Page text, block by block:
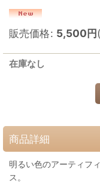
販売価格: 5,500円
在庫なし
商品詳細
明るい色のアーティフ
ス。